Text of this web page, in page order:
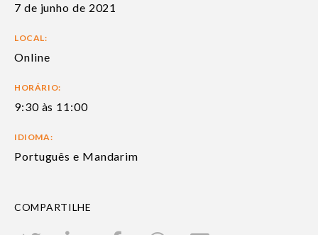
7 de junho de 2021
LOCAL:
Online
HORÁRIO:
9:30 às 11:00
IDIOMA:
Português e Mandarim
COMPARTILHE